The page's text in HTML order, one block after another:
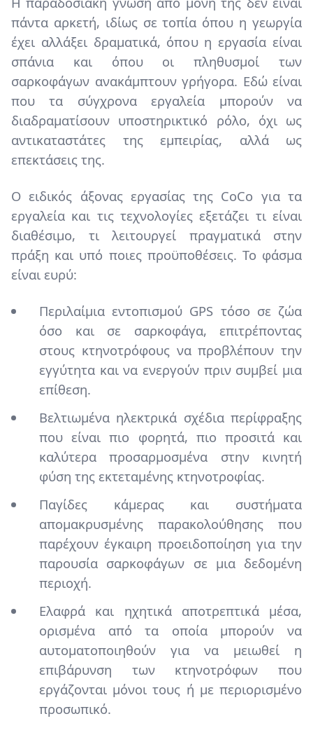
πάντα αρκετή, ιδίως σε τοπία όπου η γεωργία
έχει αλλάξει δραματικά, όπου η εργασία είναι
σπάνια και όπου οι πληθυσμοί των
σαρκοφάγων ανακάμπτουν γρήγορα. Εδώ είναι
που τα σύγχρονα εργαλεία μπορούν να
διαδραματίσουν υποστηρικτικό ρόλο, όχι ως
αντικαταστάτες της εμπειρίας, αλλά ως
επεκτάσεις της.
Ο ειδικός άξονας εργασίας της CoCo για τα
εργαλεία και τις τεχνολογίες εξετάζει τι είναι
διαθέσιμο, τι λειτουργεί πραγματικά στην
πράξη και υπό ποιες προϋποθέσεις. Το φάσμα
είναι ευρύ:
Περιλαίμια εντοπισμού GPS τόσο σε ζώα
όσο και σε σαρκοφάγα, επιτρέποντας
στους κτηνοτρόφους να προβλέπουν την
εγγύτητα και να ενεργούν πριν συμβεί μια
επίθεση.
Βελτιωμένα ηλεκτρικά σχέδια περίφραξης
που είναι πιο φορητά, πιο προσιτά και
καλύτερα προσαρμοσμένα στην κινητή
φύση της εκτεταμένης κτηνοτροφίας.
Παγίδες κάμερας και συστήματα
απομακρυσμένης παρακολούθησης που
παρέχουν έγκαιρη προειδοποίηση για την
παρουσία σαρκοφάγων σε μια δεδομένη
περιοχή.
Ελαφρά και ηχητικά αποτρεπτικά μέσα,
ορισμένα από τα οποία μπορούν να
αυτοματοποιηθούν για να μειωθεί η
επιβάρυνση των κτηνοτρόφων που
εργάζονται μόνοι τους ή με περιορισμένο
προσωπικό.